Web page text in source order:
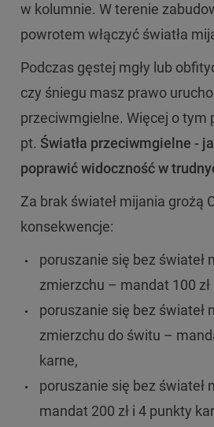
w kolumnie. W terenie
powrotem włączyć światła
Podczas gęstej mgły lub
czy śniegu masz prawo
przeciwmgielne. Więcej o tym
pt. Światła przeciwmgielne -
poprawić widoczność w
Za brak świateł mijania grożą
konsekwencje:
poruszanie się bez świateł
zmierzchu – mandat 100
poruszanie się bez świateł
zmierzchu do świtu –
karne,
poruszanie się bez świateł
mandat 200 zł i 4 punkty